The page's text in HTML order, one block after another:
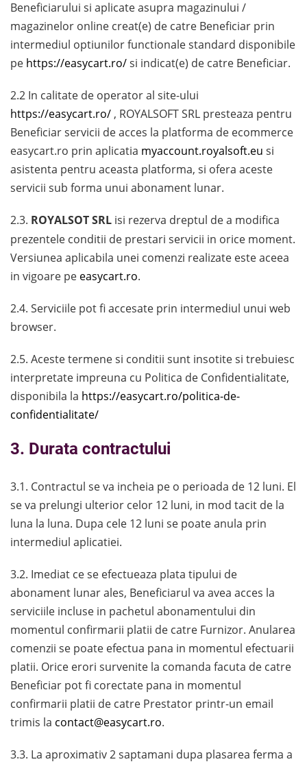
Beneficiarului si aplicate asupra magazinului /
magazinelor online creat(e) de catre Beneficiar prin
intermediul optiunilor functionale standard disponibile
pe https://easycart.ro/si indicat(e) de catre Beneficiar.
2.2 In calitate de operator al site-ului
https://easycart.ro/ , ROYALSOFT SRL presteaza pentru
Beneficiar servicii de acces la platforma de ecommerce
easycart.ro prin aplicatia myaccount.royalsoft.eu si
asistenta pentru aceasta platforma, si ofera aceste
servicii sub forma unui abonament lunar.
2.3. ROYALSOT SRL isi rezerva dreptul de a modifica
prezentele conditii de prestari servicii in orice moment.
Versiunea aplicabila unei comenzi realizate este aceea
in vigoare pe easycart.ro.
2.4. Serviciile pot fi accesate prin intermediul unui web
browser.
2.5. Aceste termene si conditii sunt insotite si trebuiesc
interpretate impreuna cu Politica de Confidentialitate,
disponibila la https://easycart.ro/politica-de-
confidentialitate/
3. Durata contractului
3.1. Contractul se va incheia pe o perioada de 12 luni. El
se va prelungi ulterior celor 12 luni, in mod tacit de la
luna la luna. Dupa cele 12 luni se poate anula prin
intermediul aplicatiei.
3.2. Imediat ce se efectueaza plata tipului de
abonament lunar ales, Beneficiarul va avea acces la
serviciile incluse in pachetul abonamentului din
momentul confirmarii platii de catre Furnizor. Anularea
comenzii se poate efectua pana in momentul efectuarii
platii. Orice erori survenite la comanda facuta de catre
Beneficiar pot fi corectate pana in momentul
confirmarii platii de catre Prestator printr-un email
trimis la contact@easycart.ro.
3.3. La aproximativ 2 saptamani dupa plasarea ferma a